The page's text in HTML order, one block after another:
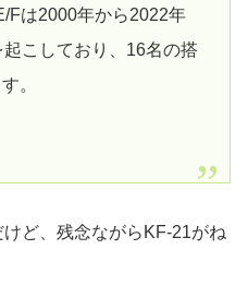
Fは2000年から2022年
こしており、16名の搭
。
ど、残念ながらKF-21がね